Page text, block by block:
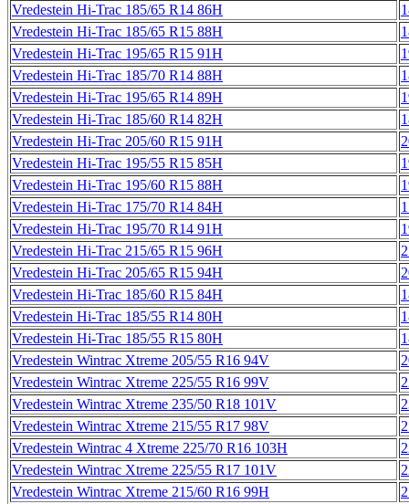
Vredestein Hi-Trac 185/65 R14 86H
Vredestein Hi-Trac 185/65 R15 88H
Vredestein Hi-Trac 195/65 R15 91H
Vredestein Hi-Trac 185/70 R14 88H
Vredestein Hi-Trac 195/65 R14 89H
Vredestein Hi-Trac 185/60 R14 82H
Vredestein Hi-Trac 205/60 R15 91H
Vredestein Hi-Trac 195/55 R15 85H
Vredestein Hi-Trac 195/60 R15 88H
Vredestein Hi-Trac 175/70 R14 84H
Vredestein Hi-Trac 195/70 R14 91H
Vredestein Hi-Trac 215/65 R15 96H
Vredestein Hi-Trac 205/65 R15 94H
Vredestein Hi-Trac 185/60 R15 84H
Vredestein Hi-Trac 185/55 R14 80H
Vredestein Hi-Trac 185/55 R15 80H
Vredestein Wintrac Xtreme 205/55 R16 94V
Vredestein Wintrac Xtreme 225/55 R16 99V
Vredestein Wintrac Xtreme 235/50 R18 101V
Vredestein Wintrac Xtreme 215/55 R17 98V
Vredestein Wintrac 4 Xtreme 225/70 R16 103H
Vredestein Wintrac Xtreme 225/55 R17 101V
Vredestein Wintrac Xtreme 215/60 R16 99H